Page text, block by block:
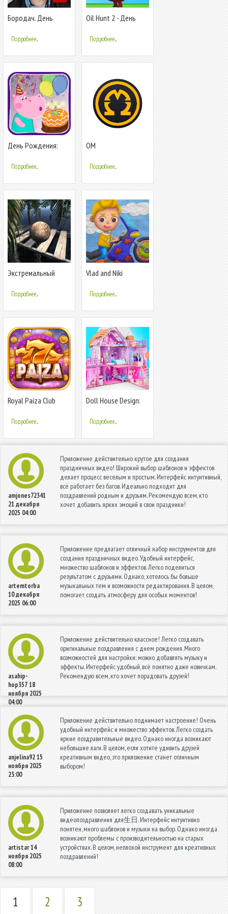
Бородач. День
Подробнее...
Oil Hunt 2 - День
Подробнее...
День Рождения:
детей
Подробнее...
OM
Подробнее...
Экстремальный
Подробнее...
Vlad and Niki
Подробнее...
Royal Paiza Club
Подробнее...
Doll House Design:
Подробнее...
amjones72341
21 декабря
2025 04:00
Приложение действительно крутое для создания
праздничных видео! Широкий выбор шаблонов и эффектов
делает процесс веселым и простым. Интерфейс интуитивный,
всё работает без багов. Идеально подходит для
поздравлений родным и друзьям. Рекомендую всем, кто
хочет добавить ярких эмоций в свои праздники!
artemtorba
10 декабря
2025 06:00
Приложение предлагает отличный набор инструментов для
создания праздничных видео. Удобный интерфейс,
множество шаблонов и эффектов. Легко поделиться
результатом с друзьями. Однако, хотелось бы больше
музыкальных тем и возможности редактирования. В целом,
помогает создать атмосферу для особых моментов!
asahip-
hop35718
ноября 2025
04:00
Приложение действительно классное! Легко создавать
оригинальные поздравления с днем рождения. Много
возможностей для настройки: можно добавлять музыку и
эффекты. Интерфейс удобный, всё понятно даже новичкам.
Рекомендую всем, кто хочет порадовать друзей!
anjelina9215
ноября 2025
23:00
Приложение действительно поднимает настроение! Очень
удобный интерфейс и множество эффектов. Легко создать
яркие поздравительные видео. Однако иногда возникают
небольшие лаги. В целом, если хотите удивить друзей
креативным видео, это приложение станет отличным
выбором!
artistar14
ноября 2025
08:00
Приложение позволяет легко создавать уникальные
видеопоздравления для生日. Интерфейс интуитивно
понятен, много шаблонов и музыки на выбор. Однако иногда
возникают проблемы с производительностью на старых
устройствах. В целом, неплохой инструмент для креативных
поздравлений!
1 2 3